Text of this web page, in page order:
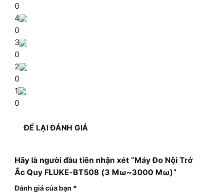
0
4
0
3
0
2
0
1
0
ĐỂ LẠI ĐÁNH GIÁ
Hãy là người đầu tiên nhận xét “Máy Đo Nội Trở
Ắc Quy FLUKE-BT508 (3 Mω~3000 Mω)”
Đánh giá của bạn *